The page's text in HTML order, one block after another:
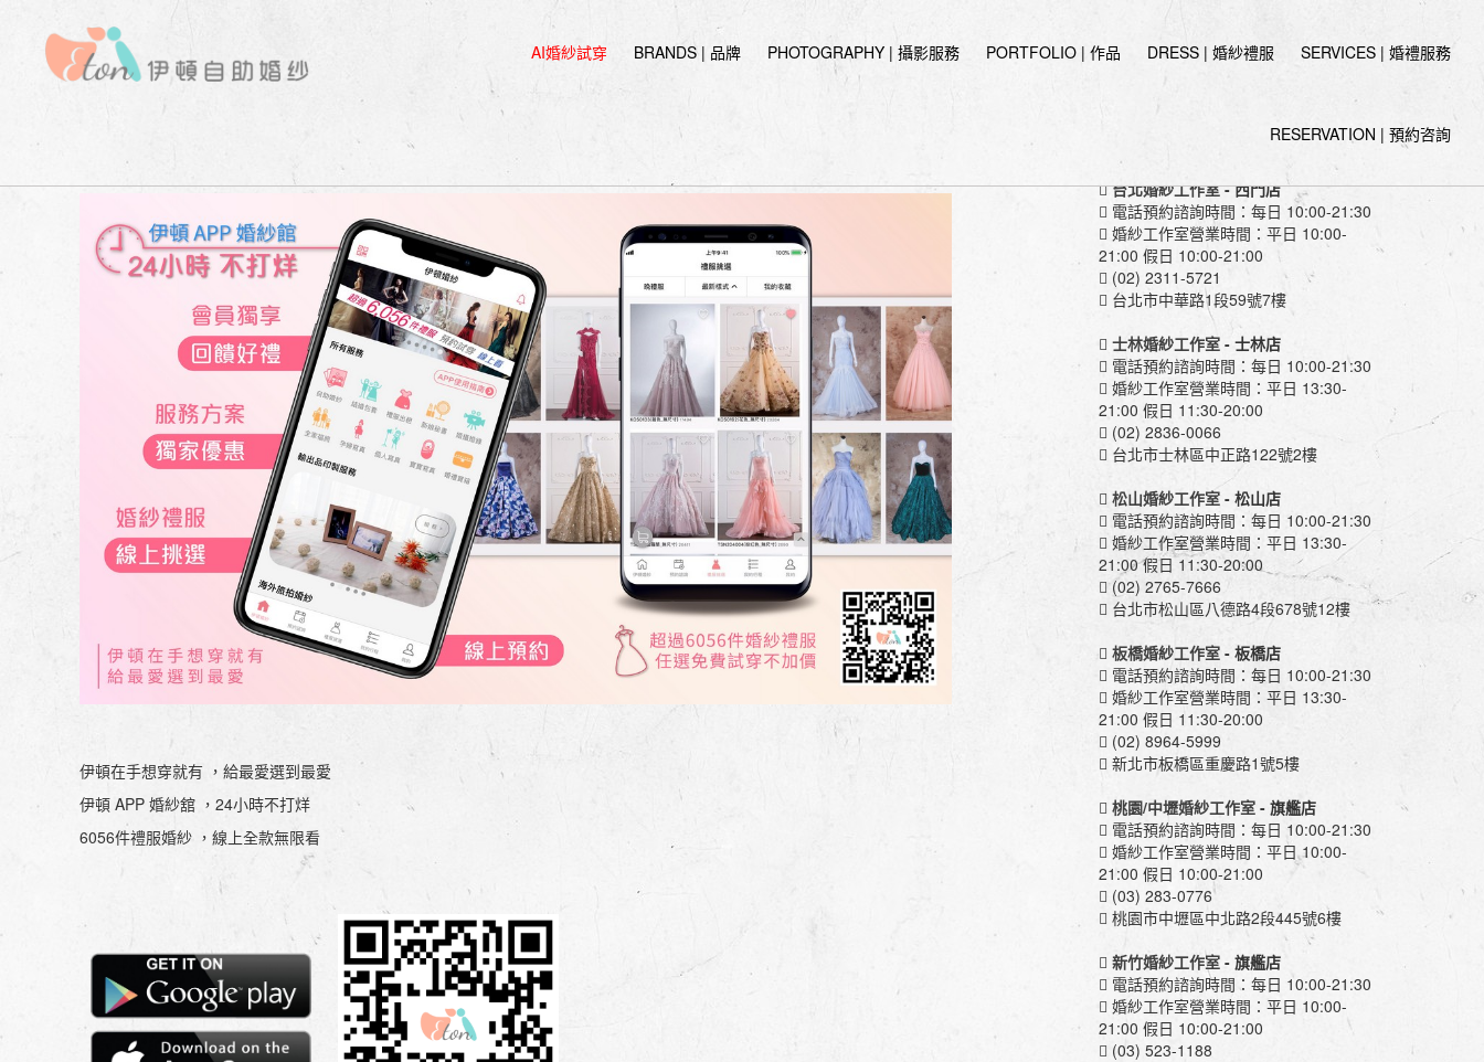
AI婚紗試穿 BRANDS | 品牌 PHOTOGRAPHY | 攝影服務 PORTFOLIO | 作品 DRESS | 婚紗禮服 SERVICES | 婚禮服務
RESERVATION | 預約咨詢
婚禮專屬APP下載 | 伊頓婚紗工作室
伊頓在手想穿就有 ，給最愛選到最愛
伊頓 APP 婚紗舘 ，24小時不打烊
6056件禮服婚紗 ，線上全款無限看
台北婚紗工作室- 西門店
電話預約諮詢時間：每日 10:00-21:30
婚紗工作室營業時間：平日 10:00-
21:00 假日 10:00-21:00
(02) 2311-5721
台北市中華路1段59號7樓
士林婚紗工作室 - 士林店
電話預約諮詢時間：每日 10:00-21:30
婚紗工作室營業時間：平日 13:30-
21:00 假日 11:30-20:00
(02) 2836-0066
台北市士林區中正路122號2樓
松山婚紗工作室 - 松山店
電話預約諮詢時間：每日 10:00-21:30
婚紗工作室營業時間：平日 13:30-
21:00 假日 11:30-20:00
(02) 2765-7666
台北市松山區八德路4段678號12樓
板橋婚紗工作室 - 板橋店
電話預約諮詢時間：每日 10:00-21:30
婚紗工作室營業時間：平日 13:30-
21:00 假日 11:30-20:00
(02) 8964-5999
新北市板橋區重慶路1號5樓
桃園/中壢婚紗工作室 - 旗艦店
電話預約諮詢時間：每日 10:00-21:30
婚紗工作室營業時間：平日 10:00-
21:00 假日 10:00-21:00
(03) 283-0776
桃園市中壢區中北路2段445號6樓
新竹婚紗工作室 - 旗艦店
電話預約諮詢時間：每日 10:00-21:30
婚紗工作室營業時間：平日 10:00-
21:00 假日 10:00-21:00
(03) 523-1188